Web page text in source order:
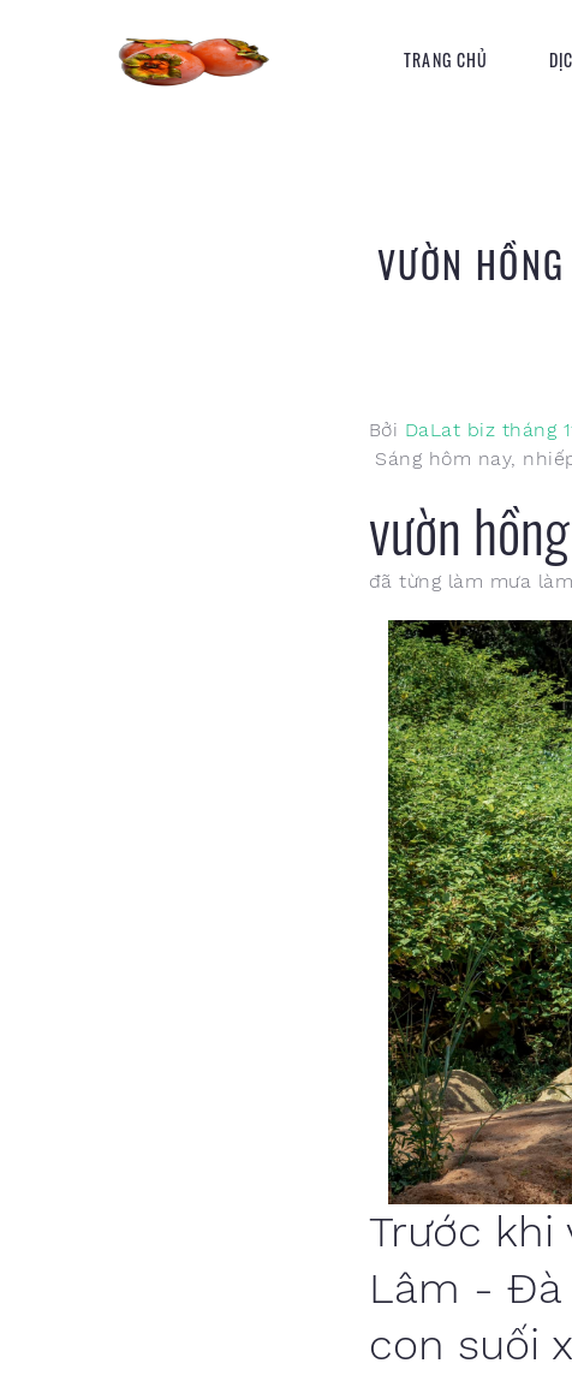
TRANG CHỦ
VƯỜN
Bởi DaLat biz tháng
Sáng hôm nay,
vườn hồng
đã từng làm mưa
Trước khi
Lâm - Đà
con suối